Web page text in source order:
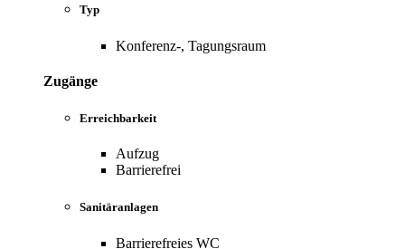
Typ
Konferenz-, Tagungsraum
Zugänge
Erreichbarkeit
Aufzug
Barrierefrei
Sanitäranlagen
Barrierefreies WC